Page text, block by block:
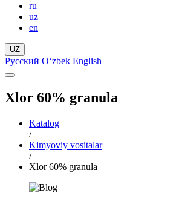
ru
uz
en
UZ
Русский Oʻzbek English
Xlor 60% granula
Katalog
/
Kimyoviy vositalar
/
Xlor 60% granula